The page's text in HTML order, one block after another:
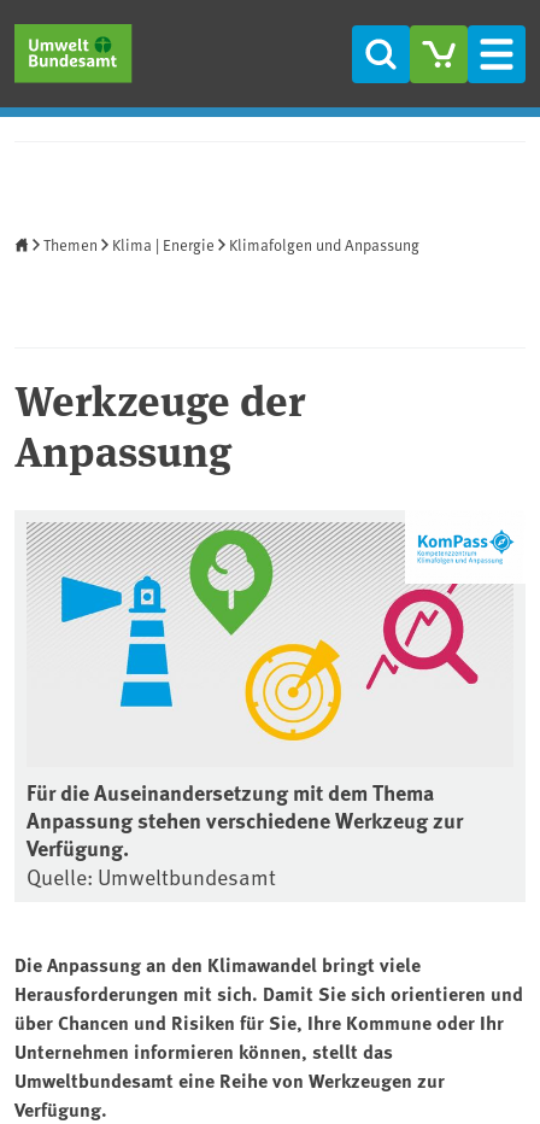
Suche
Themen Klima | Energie Klimafolgen und Anpassung
Werkzeuge der
Anpassung
Für die Auseinandersetzung mit dem Thema
Anpassung stehen verschiedene Werkzeug zur
Verfügung.
Quelle: Umweltbundesamt
Die Anpassung an den Klimawandel bringt viele
Herausforderungen mit sich. Damit Sie sich orientieren und
über Chancen und Risiken für Sie, Ihre Kommune oder Ihr
Unternehmen informieren können, stellt das
Umweltbundesamt eine Reihe von Werkzeugen zur
Verfügung.